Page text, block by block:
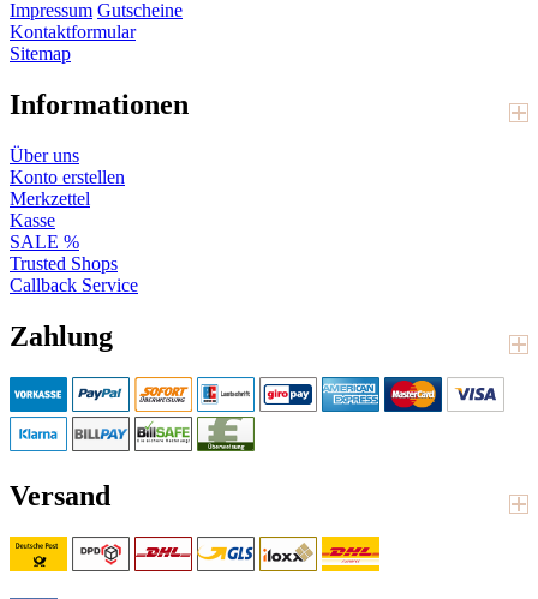
Impressum Gutscheine
Kontaktformular
Sitemap
Informationen
Über uns
Konto erstellen
Merkzettel
Kasse
SALE %
Trusted Shops
Callback Service
Zahlung
Versand